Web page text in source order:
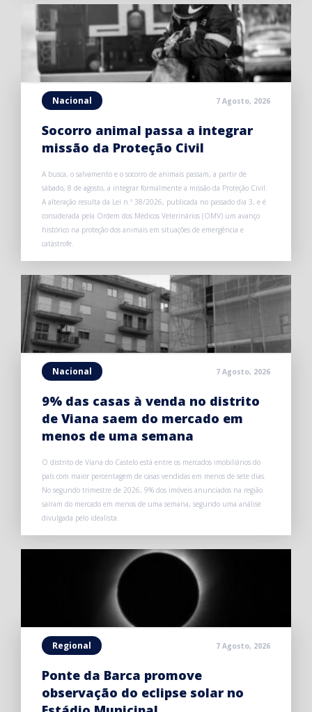
Nacional 7 Agosto, 2026
Socorro animal passa a integrar
missão da Proteção Civil
A busca, o salvamento e o socorro de animais passam, a partir de
sábado, 8 de agosto, a integrar formalmente a missão da Proteção Civil.
A alteração resulta da Lei n.º 38/2026, publicada no passado dia 3, e é
considerada pela Ordem dos Médicos Veterinários (OMV) um avanço
histórico na proteção dos animais em situações de emergência e
catástrofe.
Nacional 7 Agosto, 2026
9% das casas à venda no distrito
de Viana saem do mercado em
menos de uma semana
O distrito de Viana do Castelo está entre os mercados imobiliários do
país com maior percentagem de casas vendidas em menos de sete dias.
No segundo trimestre de 2026, 9% dos imóveis anunciados na região
saíram do mercado em menos de uma semana, segundo uma análise
divulgada pelo idealista.
Regional 7 Agosto, 2026
Ponte da Barca promove
observação do eclipse solar no